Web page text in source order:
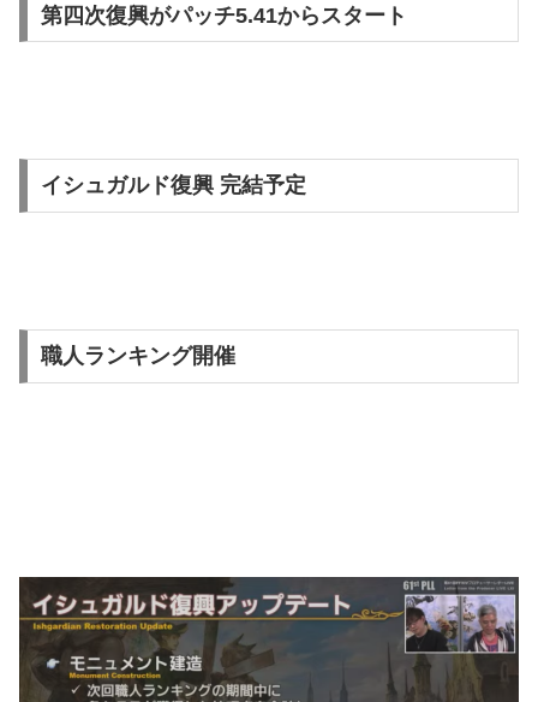
第四次復興がパッチ5.41からスタート
イシュガルド復興 完結予定
職人ランキング開催